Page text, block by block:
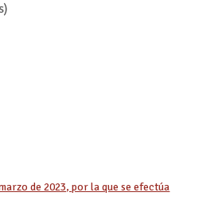
de 2023, por la que se efectúa